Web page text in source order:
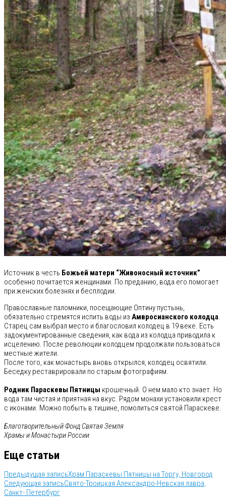
Источник в честь Божьей матери “Живоносный источник”
особенно почитается женщинами. По преданию, вода его помогает
при женских болезнях и бесплодии.
Православные паломники, посещающие Оптину пустынь,
обязательно стремятся испить воды из Амвросианского колодца.
Старец сам выбрал место и благословил колодец в 19 веке. Есть
задокументированные сведения, как вода из колодца приводила к
исцелению. После революции колодцем продолжали пользоваться
местные жители.
После того, как монастырь вновь открылся, колодец освятили.
Беседку реставрировали по старым фотографиям.
Родник Параскевы Пятницы крошечный. О нем мало кто знает. Но
вода там чистая и приятная на вкус. Рядом монахи установили крест
с иконами. Можно побыть в тишине, помолиться святой Параскеве.
Благотворительный Фонд Святая Земля
Храмы и Монастыри России
Еще статьи
Предыдущая записьХрам Параскевы Пятницы на Торгу, Новгород
Следующая записьСвято-Троицкая Александро-Невская лавра,
Санкт- Петербург